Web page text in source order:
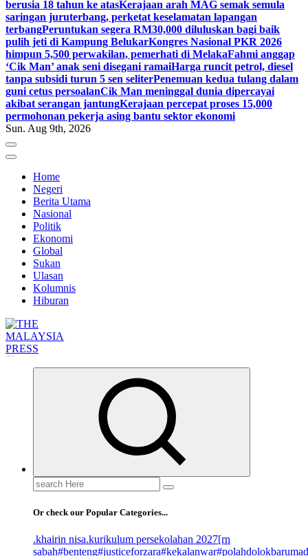
berusia 18 tahun ke atasKerajaan arah MAG semak semula
saringan juruterbang, perketat keselamatan lapangan
terbangPeruntukan segera RM30,000 diluluskan bagi baik
pulih jeti di Kampung BelukarKongres Nasional PKR 2026
himpun 5,500 perwakilan, pemerhati di MelakaFahmi anggap
‘Cik Man’ anak seni disegani ramaiHarga runcit petrol, diesel
tanpa subsidi turun 5 sen seliterPenemuan kedua tulang dalam
guni cetus persoalanCik Man meninggal dunia dipercayai
akibat serangan jantungKerajaan percepat proses 15,000
permohonan pekerja asing bantu sektor ekonomi
Sun. Aug 9th, 2026
Home
Negeri
Berita Utama
Nasional
Politik
Ekonomi
Global
Sukan
Ulasan
Kolumnis
Hiburan
Search
for:
Or check our Popular Categories...
.khairin nisa.kurikulum persekolahan 2027[rn
sabah#benteng#justiceforzara#kekalanwar